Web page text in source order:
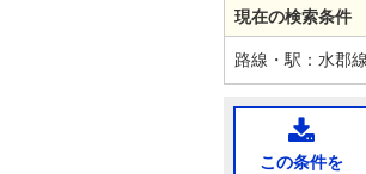
現在の検索条件
路線・駅：水郡
この条件を